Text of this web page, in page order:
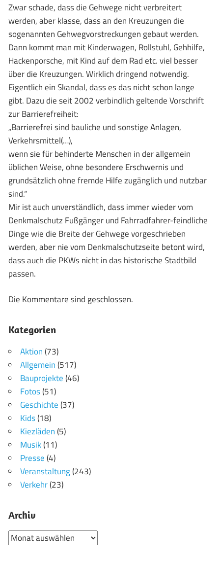
Zwar schade, dass die Gehwege nicht verbreitert
werden, aber klasse, dass an den Kreuzungen die
sogenannten Gehwegvorstreckungen gebaut werden.
Dann kommt man mit Kinderwagen, Rollstuhl, Gehhilfe,
Hackenporsche, mit Kind auf dem Rad etc. viel besser
über die Kreuzungen. Wirklich dringend notwendig.
Eigentlich ein Skandal, dass es das nicht schon lange
gibt. Dazu die seit 2002 verbindlich geltende Vorschrift
zur Barrierefreiheit:
„Barrierefrei sind bauliche und sonstige Anlagen,
Verkehrsmittel(…),
wenn sie für behinderte Menschen in der allgemein
üblichen Weise, ohne besondere Erschwernis und
grundsätzlich ohne fremde Hilfe zugänglich und nutzbar
sind.“
Mir ist auch unverständlich, dass immer wieder vom
Denkmalschutz Fußgänger und Fahrradfahrer-feindliche
Dinge wie die Breite der Gehwege vorgeschrieben
werden, aber nie vom Denkmalschutzseite betont wird,
dass auch die PKWs nicht in das historische Stadtbild
passen.
Die Kommentare sind geschlossen.
Kategorien
Aktion(73)
Allgemein(517)
Bauprojekte(46)
Fotos(51)
Geschichte(37)
Kids(18)
Kiezläden(5)
Musik(11)
Presse(4)
Veranstaltung(243)
Verkehr(23)
Archiv
Archiv